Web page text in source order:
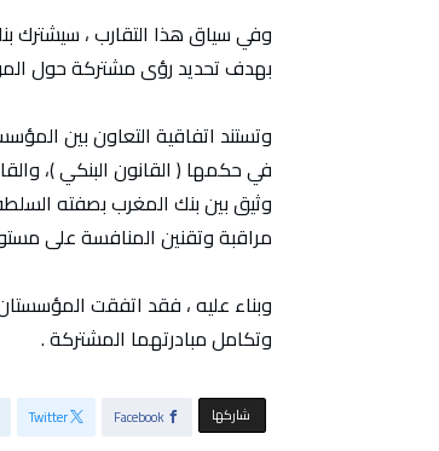
وفي سياق هذا التقارب ، سيشترك
بهدف تحديد رؤى مشتركة حول
وتستند اتفاقية التعاون بين
في حكمها ( القانون البنكي )،
وثيق بين بنك المغرب بصفته
مراقبة وتقنين المنافسة على
وبناء عليه ، فقد اتفقت
وتكامل مبادرتهما المشتركة .
‫‫ شاركها‬ Facebook
Twitter